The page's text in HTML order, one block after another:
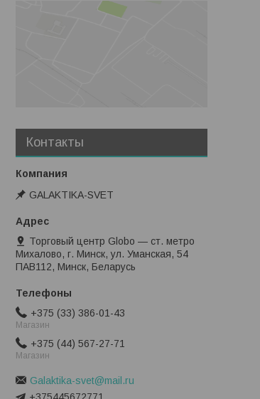
Контакты
GALAKTIKA-SVET
Торговый центр Globo — ст. метро
Михалово, г. Минск, ул. Уманская, 54
ПАВ112, Минск, Беларусь
+375 (33) 386-01-43
Магазин
+375 (44) 567-27-71
Магазин
Galaktika-svet@mail.ru